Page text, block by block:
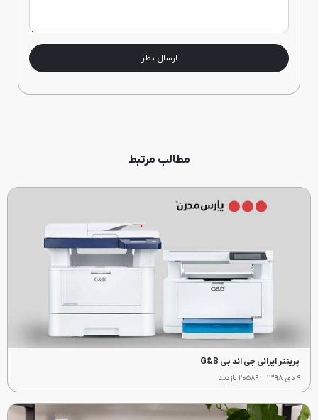
ارسال نظر
مطالب مرتبط
پرینتر ایرانی جی اند بی G&B
۹ دی ۱۳۹۸ ۲۰۵۸۹ بازدید